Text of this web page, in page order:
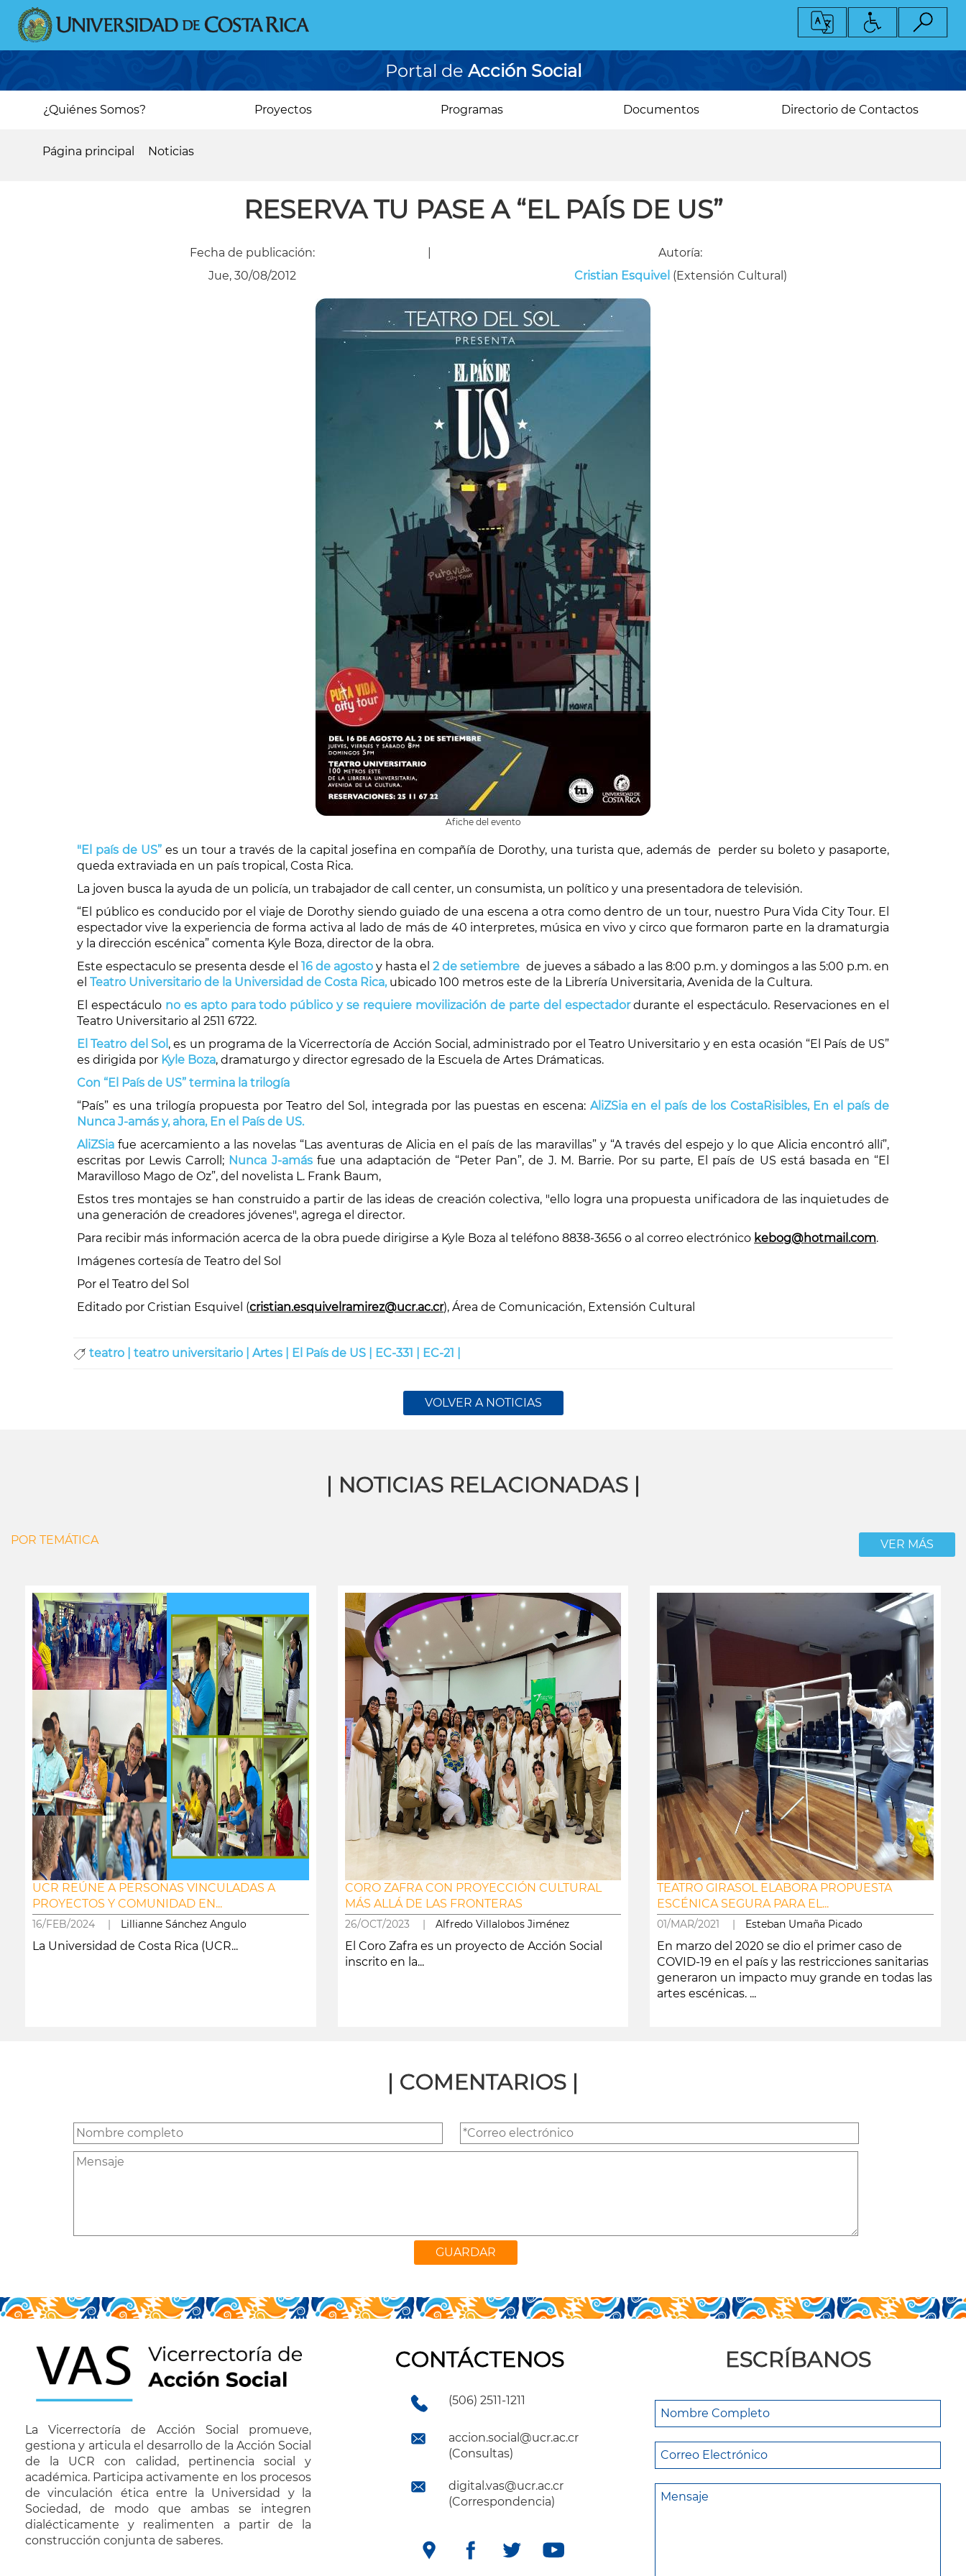
Pasar
contenido
principal
Portal de Acción Social
Main¿Quiénes Somos? Proyectos Programas Documentos Directorio de Contactos
Página principal Noticias
RESERVA TU PASE A “EL PAÍS DE US”
Fecha de publicación:
Jue, 30/08/2012
Autoría:
Cristian Esquivel (Extensión Cultural)
Afiche del evento
"El país de US”es un tour a través de la capital josefina en compañía de Dorothy, una turista que, además de perder su boleto y pasaporte,
queda extraviada en un país tropical, Costa Rica.
La joven busca la ayuda de un policía, un trabajador de call center, un consumista, un político y una presentadora de televisión.
“El público es conducido por el viaje de Dorothy siendo guiado de una escena a otra como dentro de un tour, nuestro Pura Vida City Tour. El
espectador vive la experiencia de forma activa al lado de más de 40 interpretes, música en vivo y circo que formaron parte en la dramaturgia
y la dirección escénica” comenta Kyle Boza, director de la obra.
Este espectaculo se presenta desde el16 de agostoy hasta el2 de setiembre de jueves a sábado a las 8:00 p.m. y domingos a las 5:00 p.m. en
el Teatro Universitario de la Universidad de Costa Rica, ubicado 100 metros este de la Librería Universitaria, Avenida de la Cultura.
El espectáculo no es apto para todo público y se requiere movilización de parte del espectador durante el espectáculo. Reservaciones en el
Teatro Universitario al 2511 6722.
El Teatro del Sol , es un programa de la Vicerrectoría de Acción Social, administrado por el Teatro Universitario y en esta ocasión “El País de US”
es dirigida por Kyle Boza, dramaturgo y director egresado de la Escuela de Artes Drámaticas.
Con “El País de US” termina la trilogía
“País” es una trilogía propuesta por Teatro del Sol, integrada por las puestas en escena: AliZSia en el país de los CostaRisibles, En el país de
Nunca J-amás y, ahora, En el País de US.
AliZSia fue acercamiento a las novelas “Las aventuras de Alicia en el país de las maravillas” y “A través del espejo y lo que Alicia encontró allí”,
escritas por Lewis Carroll; Nunca J-amásfue una adaptación de “Peter Pan”, de J. M. Barrie. Por su parte, El país de US está basada en “El
Maravilloso Mago de Oz”, del novelista L. Frank Baum,
Estos tres montajes se han construido a partir de las ideas de creación colectiva, "ello logra una propuesta unificadora de las inquietudes de
una generación de creadores jóvenes", agrega el director.
Para recibir más información acerca de la obra puede dirigirse a Kyle Boza al teléfono 8838-3656 o al correo electrónico kebog@hotmail.com.
Imágenes cortesía de Teatro del Sol
Por el Teatro del Sol
Editado por Cristian Esquivel (cristian.esquivelramirez@ucr.ac.cr), Área de Comunicación, Extensión Cultural
teatro | teatro universitario | Artes | El País de US | EC-331 | EC-21 |
VOLVER A NOTICIAS
| NOTICIAS RELACIONADAS |
POR TEMÁTICA VER MÁS
UCR REÚNE A PERSONAS VINCULADAS A
PROYECTOS Y COMUNIDAD EN...
16/FEB/2024 | Lillianne Sánchez Angulo
La Universidad de Costa Rica (UCR...
CORO ZAFRA CON PROYECCIÓN CULTURAL
MÁS ALLÁ DE LAS FRONTERAS
26/OCT/2023 | Alfredo Villalobos Jiménez
El Coro Zafra es un proyecto de Acción Social
inscrito en la...
TEATRO GIRASOL ELABORA PROPUESTA
ESCÉNICA SEGURA PARA EL...
01/MAR/2021 | Esteban Umaña Picado
En marzo del 2020 se dio el primer caso de
COVID-19 en el país y las restricciones sanitarias
generaron un impacto muy grande en todas las
artes escénicas. ...
| COMENTARIOS |
La Vicerrectoría de Acción Social promueve,
gestiona y articula el desarrollo de la Acción Social
de la UCR con calidad, pertinencia social y
académica. Participa activamente en los procesos
de vinculación ética entre la Universidad y la
Sociedad, de modo que ambas se integren
dialécticamente y realimenten a partir de la
construcción conjunta de saberes.
CONTÁCTENOS
(506) 2511-1211
accion.social@ucr.ac.cr
(Consultas)
digital.vas@ucr.ac.cr
(Correspondencia)
ESCRÍBANOS